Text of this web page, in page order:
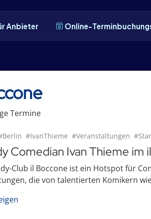
Anbieter Online-
Termine
#IvanThieme #Veranstaltungen
Comedian Ivan Thieme im
Club il Boccone ist ein Hotspot für
die von talentierten Komikern